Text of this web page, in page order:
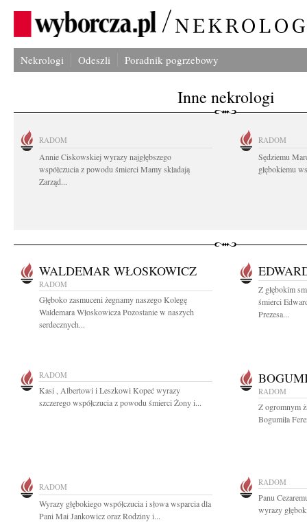
Nekrologi Odeszli Poradnik pogrzebowy
Inne nekrologi
RADOM
Annie Ciskowskiej wyrazy najgłębszego
współczucia z powodu śmierci Mamy składają
Zarząd...
RADOM
Sędziemu
głębokiemu
WALDEMAR WŁOSKOWICZ
RADOM
Głęboko zasmuceni żegnamy naszego Kolegę
Waldemara Włoskowicza Pozostanie w naszych
serdecznych...
Z głębokim
śmierci
Prezesa...
RADOM
Kasi , Albertowi i Leszkowi Kopeć wyrazy
szczerego współczucia z powodu śmierci Żony i...
RADOM
Z ogromnym
Bogumiła
RADOM
Wyrazy głębokiego współczucia i słowa wsparcia dla
Pani Mai Jankowicz oraz Rodziny i...
RADOM
Panu
wyrazy